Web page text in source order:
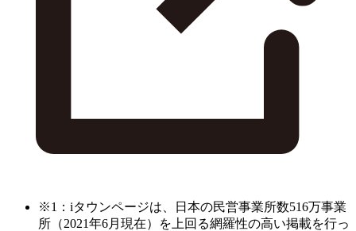
※1：iタウンページは、日本の民営事業所数516万事業
所（2021年6月現在）を上回る網羅性の高い掲載を行っ